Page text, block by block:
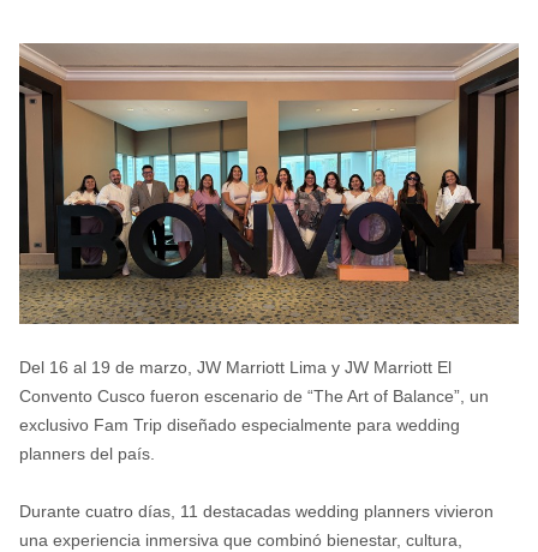
Del 16 al 19 de marzo, JW Marriott Lima y JW Marriott El
Convento Cusco fueron escenario de “The Art of Balance”, un
exclusivo Fam Trip diseñado especialmente para wedding
planners del país.
Durante cuatro días, 11 destacadas wedding planners vivieron
una experiencia inmersiva que combinó bienestar, cultura,